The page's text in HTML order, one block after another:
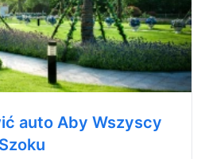
auto Aby Wszyscy